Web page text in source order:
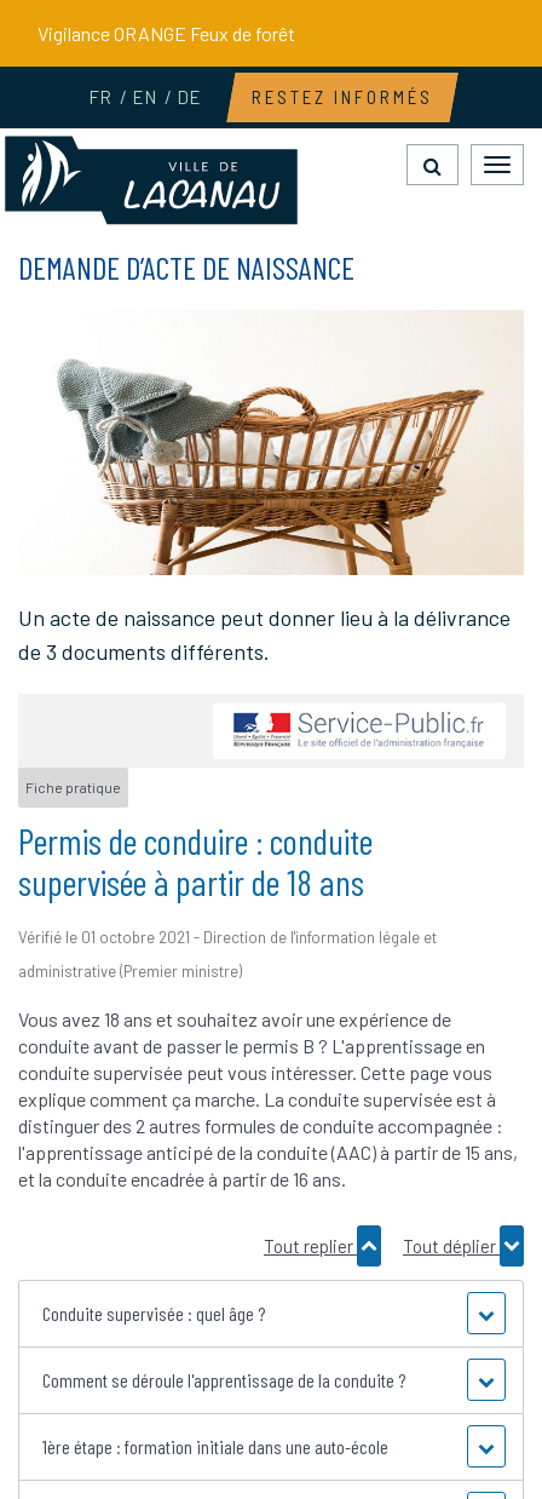
Vigilance ORANGE Feux de forêt
FR EN DE RESTEZ INFORMÉS
DEMANDE D’ACTE DE NAISSANCE
Un acte de naissance peut donner lieu à la délivrance
de 3 documents différents.
Fiche pratique
Permis de conduire : conduite
supervisée à partir de 18 ans
Vérifié le 01 octobre 2021 - Direction de l'information légale et
administrative (Premier ministre)
Vous avez 18 ans et souhaitez avoir une expérience de
conduite avant de passer le permis B ? L'apprentissage en
conduite supervisée peut vous intéresser. Cette page vous
explique comment ça marche. La conduite supervisée est à
distinguer des 2 autres formules de conduite accompagnée :
l'apprentissage anticipé de la conduite (AAC) à partir de 15 ans,
et la conduite encadrée à partir de 16 ans.
Tout replier Tout déplier
Conduite supervisée : quel âge ?
Comment se déroule l'apprentissage de la conduite ?
1ère étape : formation initiale dans une auto-école